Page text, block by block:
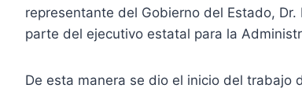
representante del Gobierno del Estado,
parte del ejecutivo estatal para la
De esta manera se dio el inicio del trabajo